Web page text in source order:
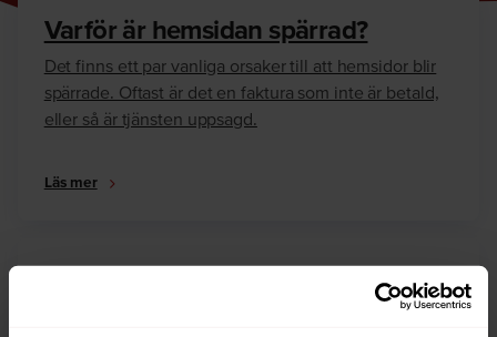
Varför är hemsidan spärrad?
Det finns ett par vanliga orsaker till att hemsidor blir
spärrade. Oftast är det en faktura som inte är betald,
eller så är tjänsten uppsagd.
Läs mer
Är du ägare till hemsidan eller domännamnet så har